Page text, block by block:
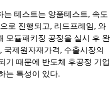
테스트는 양품테스트, 속도
로 진행되고, 리드프레임, 와
모듈패키징 공정을 실시 후 완
제원자재가격, 수출시장의
기 때문에 반도체 후공정 기업
는 특성이 있다.